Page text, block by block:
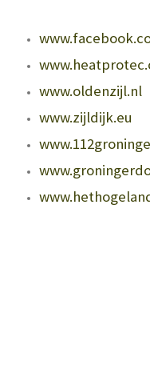
www.oldenzijl.nl
www.zijldijk.eu